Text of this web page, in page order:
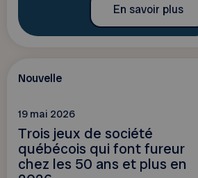
En savoir plus
Nouvelle
19 mai 2026
Trois jeux de société
québécois qui font fureur
chez les 50 ans et plus en